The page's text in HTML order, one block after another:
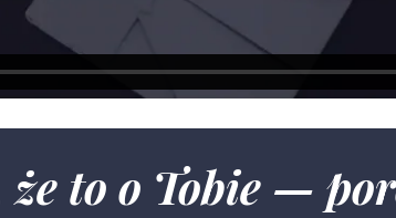
że to o Tobie —